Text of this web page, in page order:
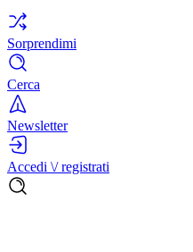
Sorprendimi
Cerca
Newsletter
Accedi \/ registrati